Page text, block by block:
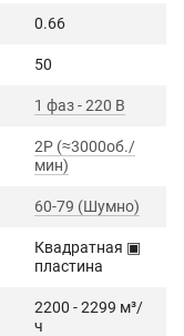
0.66
50
1 фаз - 220 В
2P (≈3000об./
мин)
60-79 (Шумно)
Квадратная ▣
пластина
2200 - 2299 м³/
ч